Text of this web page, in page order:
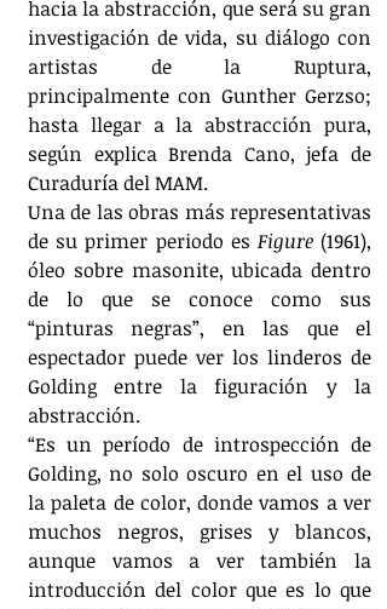
hacia la abstracción, que será su gran
investigación de vida, su diálogo con
artistas de la Ruptura,
principalmente con Gunther Gerzso;
hasta llegar a la abstracción pura,
según explica Brenda Cano, jefa de
Curaduría del MAM.
Una de las obras más representativas
de su primer periodo es Figure (1961),
óleo sobre masonite, ubicada dentro
de lo que se conoce como sus
“pinturas negras”, en las que el
espectador puede ver los linderos de
Golding entre la figuración y la
abstracción.
“Es un período de introspección de
Golding, no solo oscuro en el uso de
la paleta de color, donde vamos a ver
muchos negros, grises y blancos,
aunque vamos a ver también la
introducción del color que es lo que